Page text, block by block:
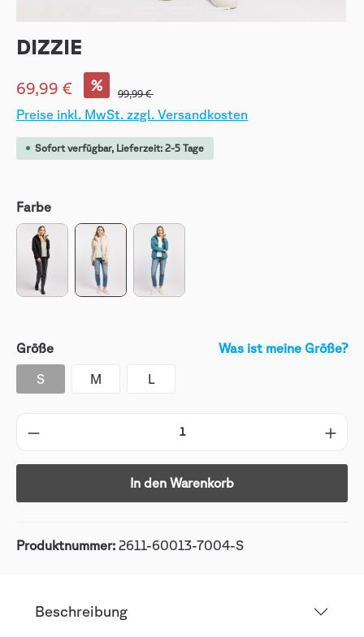
DIZZIE
69,99 € %
99,99 €
Preise inkl. MwSt. zzgl. Versandkosten
Sofort verfügbar, Lieferzeit: 2-5 Tage
Farbe
Größe Was ist meine Größe?
S M L
In den Warenkorb
Produktnummer: 2611-60013-7004-S
Beschreibung